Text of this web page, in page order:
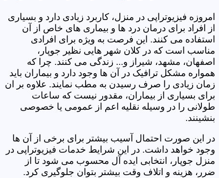
امروزه فیزیوتراپی در منزل، کاربرد زیادی دارد و بسیاری
از افراد برای درمان درد ها و بیماری های خاص از آن
استفاده می کنند. این فرصت به ویژه برای افرادی
مناسب است که در کلان شهر هایی نظیر جوپار،
اصفهان، مشهد، شیراز و... زندگی می کنند. چرا که
همواره مشکل ترافیک در آن ها وجود دارد و بیماران باید
زمان زیادی را صرف رسیدن به مطب نمایند. علاوه بر ان
برای بسیاری از بیماران، مقدور نیست که ساعات
طولانی را در وسیله نقلیه اعم از عمومی یا خصوصی
بنشینند.
در این صورت احتمال آسیب بیشتر برای برخی از آن ها
وجود خواهد داشت. در این شرایط خدمات فیزیوتراپی در
منزل جوپار، انتخابی ایده آل محسوب می شود تا از
ضرر، هزینه و اتلاف وقت بیشتر بتوان جلوگیری کرد.